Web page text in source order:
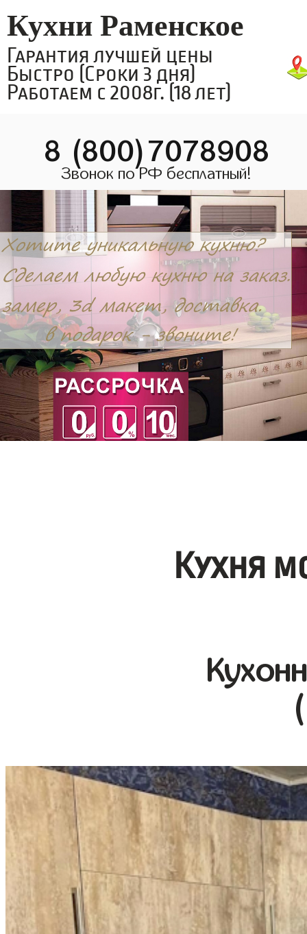
Кухни Раменское
Гарантия лучшей цены
Быстро (Сроки 3 дня)
Работаем с 2008г. (18 лет)
8 (800)7078908
Звонок по РФ бесплатный!
Кухня